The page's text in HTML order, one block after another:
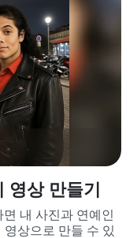
상 만들기
내 사진과 연예인
상으로 만들 수 있